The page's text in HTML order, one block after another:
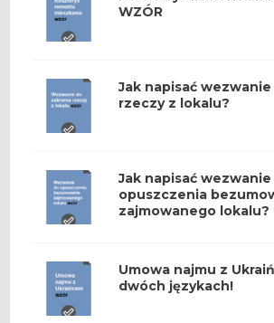
WZÓR
Jak napisać
rzeczy z lokalu?
Jak napisać
opuszczenia
zajmowanego lokalu?
Umowa najmu z
dwóch językach!